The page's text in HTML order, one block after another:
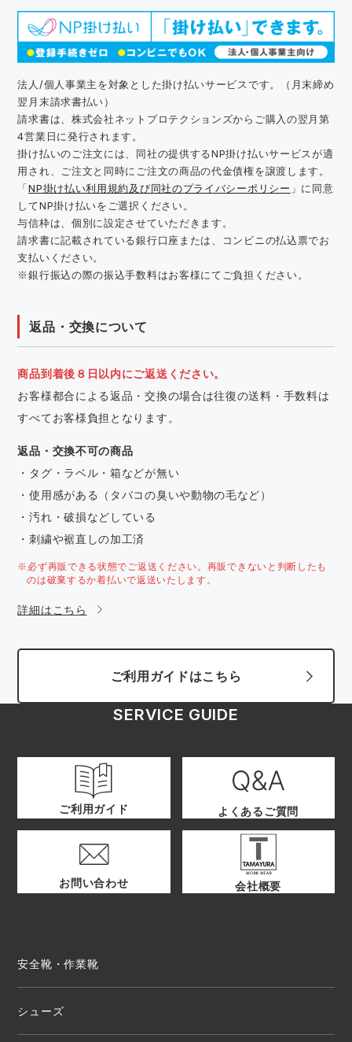
法人/個人事業主を対象とした掛け払いサービスです。（月末締め
翌月末請求書払い）
請求書は、株式会社ネットプロテクションズからご購入の翌月第
4営業日に発行されます。
掛け払いのご注文には、同社の提供するNP掛け払いサービスが適
用され、ご注文と同時にご注文の商品の代金債権を譲渡します。
「NP掛け払い利用規約及び同社のプライバシーポリシー 」に同意
してNP掛け払いをご選択ください。
与信枠は、個別に設定させていただきます。
請求書に記載されている銀行口座または、コンビニの払込票でお
支払いください。
※銀行振込の際の振込手数料はお客様にてご負担ください。
返品・交換について
商品到着後８日以内にご返送ください。
お客様都合による返品・交換の場合は往復の送料・手数料は
すべてお客様負担となります。
返品・交換不可の商品
・タグ・ラベル・箱などが無い
・使用感がある（タバコの臭いや動物の毛など）
・汚れ・破損などしている
・刺繍や裾直しの加工済
※必ず再販できる状態でご返送ください。再販できないと判断したも
のは破棄するか着払いで返送いたします。
詳細はこちら
ご利用ガイドはこちら
SERVICE GUIDE
ご利用ガイド よくあるご質問
お問い合わせ 会社概要
安全靴・作業靴
シューズ